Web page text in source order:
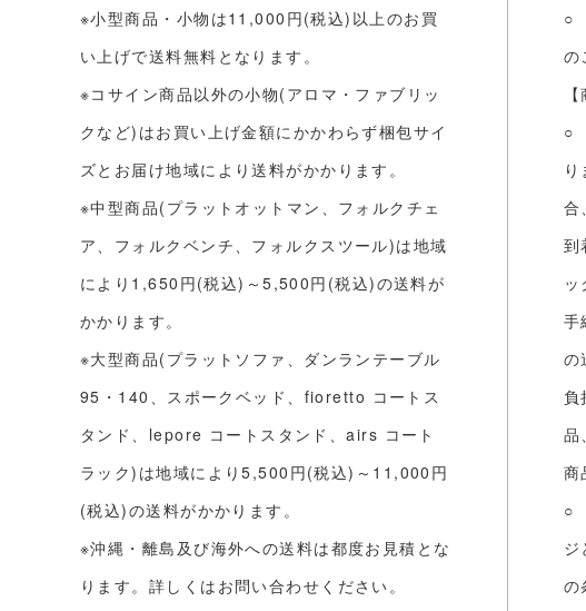
※小型商品・小物は11,000円(税込)以上のお買
い上げで送料無料となります。
※コサイン商品以外の小物(アロマ・ファブリッ
クなど)はお買い上げ金額にかかわらず梱包サイ
ズとお届け地域により送料がかかります。
※中型商品(プラットオットマン、フォルクチェ
ア、フォルクベンチ、フォルクスツール)は地域
により1,650円(税込)～5,500円(税込)の送料が
かかります。
※大型商品(プラットソファ、ダンランテーブル
95・140、スポークベッド、fioretto コートス
タンド、lepore コートスタンド、airs コート
ラック)は地域により5,500円(税込)～11,000円
(税込)の送料がかかります。
※沖縄・離島及び海外への送料は都度お見積とな
ります。詳しくはお問い合わせください。
○
の
○
合
到
手
の
負
品
商
○
ジ
の